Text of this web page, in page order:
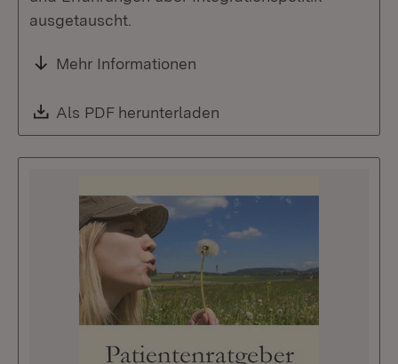
ausgetauscht.
Mehr Informationen
Download:
Als PDF herunterladen